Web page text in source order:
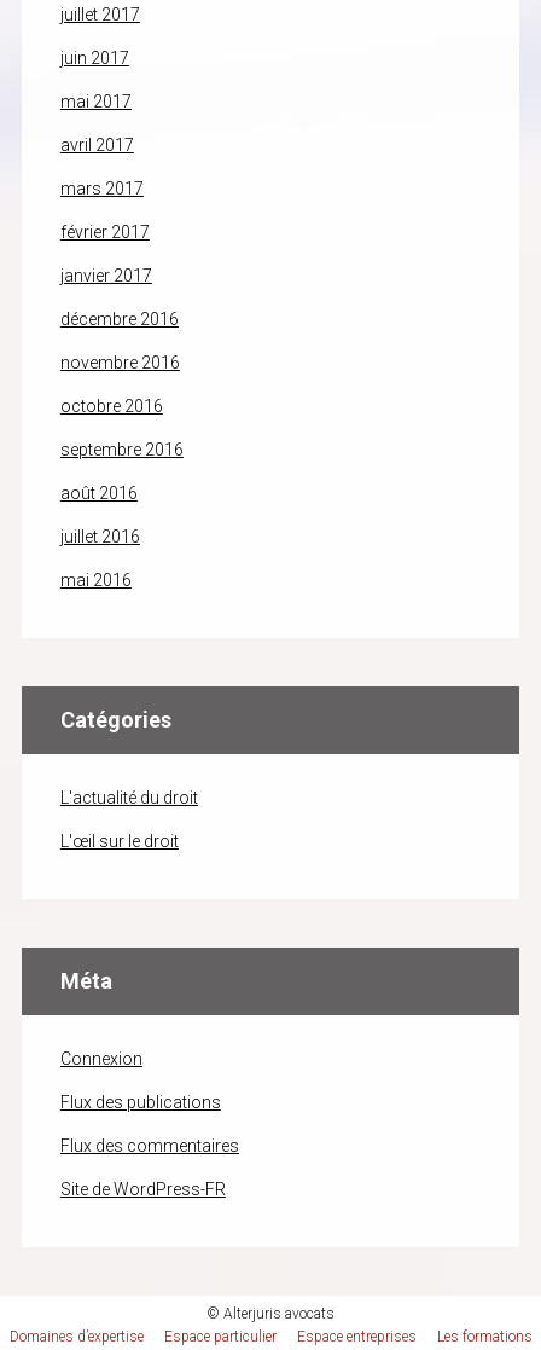
juillet 2017
juin 2017
mai 2017
avril 2017
mars 2017
février 2017
janvier 2017
décembre 2016
novembre 2016
octobre 2016
septembre 2016
août 2016
juillet 2016
mai 2016
Catégories
L'actualité du droit
L'œil sur le droit
Méta
Connexion
Flux des publications
Flux des commentaires
Site de WordPress-FR
© Alterjuris avocats
Domaines d’expertise
Espace particulier Espace entreprises Les formations